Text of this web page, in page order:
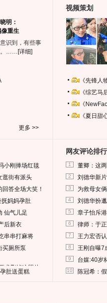
明：
像重生
识到，有些事
。…… [详细]
更多 >>
视频策划
《先锋
《综艺
《
《夏日
小刚捧场红毯
逛街有派头
答全场大笑！
妈妈孕肚
仙气儿足
后新衣
串串打麻将
买厕所泵
求删掉这照片
肚送蛋糕
网友评论排行
1 董卿：这
2 刘德华新
3 为救母女
4 刘德华扮
5 章子怡斥
6 律师：于
7 王力宏否
8 王刚自曝7
9 台媒:40岁
10 陈冠希：